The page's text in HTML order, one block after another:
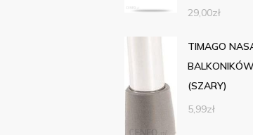
29,00zł
TIMAGO
(SZARY)
5,99zł